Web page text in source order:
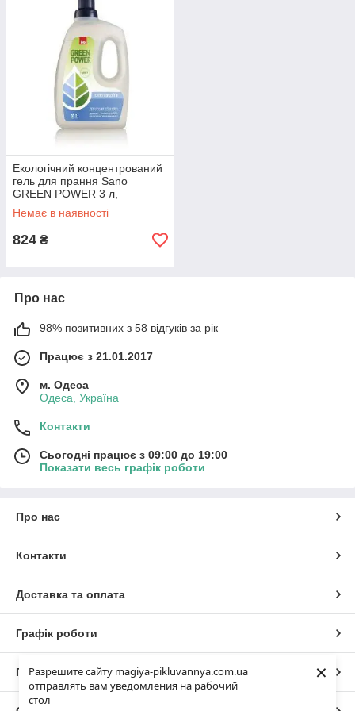
Разрешите сайту magiya-pikluvannya.com.ua
отправлять вам уведомления на рабочий
стол
×
переваги очевидні.
Вибрати засіб для прання →
Це гіпоалергенна продукція, яка не викличе
подразнення, свербежу, почервоніння і
Впливати кошти починають вже з перших
хвилин, тому речі краще і швидше
Frosch Гель для
Frosch Гель для
Екологічний концентрований
гель для прання Sano
GREEN POWER 3 л,
арт.352139
Немає в наявності
824 ₴
Про нас
98% позитивних з 58 відгуків за рік
Працює з 21.01.2017
м. Одеса
Одеса, Україна
Контакти
Сьогодні працює з 09:00 до 19:00
Показати весь графік роботи
Про нас
Контакти
Доставка та оплата
Графік роботи
Повна версія сайту